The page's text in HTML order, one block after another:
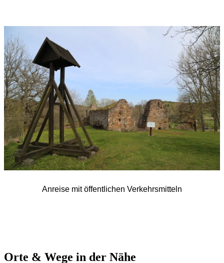
Bildergalerie
Anreise mit öffentlichen Verkehrsmitteln
Orte & Wege in der Nähe